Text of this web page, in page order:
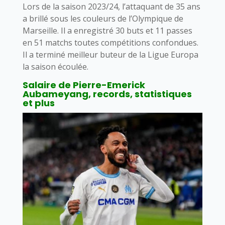
Lors de la saison 2023/24, l’attaquant de 35 ans
a brillé sous les couleurs de l’Olympique de
Marseille. Il a enregistré 30 buts et 11 passes
en 51 matchs toutes compétitions confondues.
Il a terminé meilleur buteur de la Ligue Europa
la saison écoulée.
Salaire de Pierre-Emerick
Aubameyang, records, statistiques
et plus